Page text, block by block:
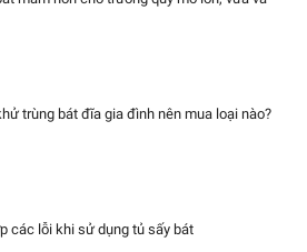
trùng bát đĩa gia đình nên mua loại nào?
các lỗi khi sử dụng tủ sấy bát